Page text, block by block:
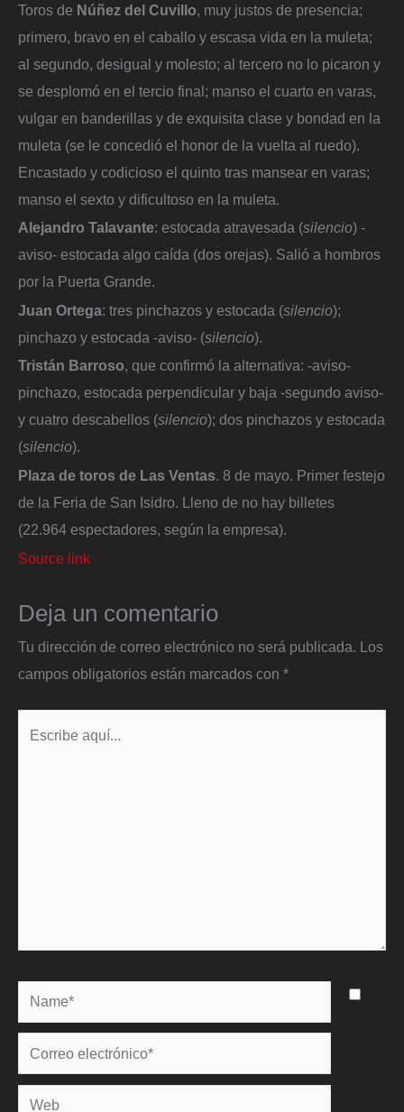
Toros de Núñez del Cuvillo , muy justos de presencia;
primero, bravo en el caballo y escasa vida en la muleta;
al segundo, desigual y molesto; al tercero no lo picaron y
se desplomó en el tercio final; manso el cuarto en varas,
vulgar en banderillas y de exquisita clase y bondad en la
muleta (se le concedió el honor de la vuelta al ruedo).
Encastado y codicioso el quinto tras mansear en varas;
manso el sexto y dificultoso en la muleta.
Alejandro Talavante: estocada atravesada (silencio) -
aviso- estocada algo caída (dos orejas). Salió a hombros
por la Puerta Grande.
Juan Ortega: tres pinchazos y estocada (silencio);
pinchazo y estocada -aviso- (silencio).
Tristán Barroso, que confirmó la alternativa: -aviso-
pinchazo, estocada perpendicular y baja -segundo aviso-
y cuatro descabellos (silencio); dos pinchazos y estocada
(silencio).
Plaza de toros de Las Ventas. 8 de mayo. Primer festejo
de la Feria de San Isidro. Lleno de no hay billetes
(22.964 espectadores, según la empresa).
Source link
Deja un comentario
Tu dirección de correo electrónico no será publicada.
Los
campos obligatorios están marcados con *
Name*
Correo
electrónico*
Web